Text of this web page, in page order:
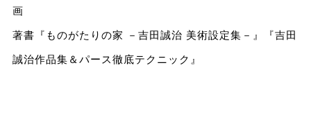
画
著書『ものがたりの家 －吉田誠治 美術設定集－』『吉田
誠治作品集＆パース徹底テクニック』